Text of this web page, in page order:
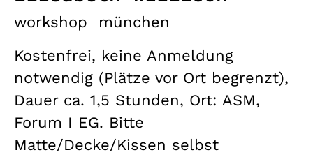
workshop
münchen
Kostenfrei, keine Anmeldung
notwendig (Plätze vor Ort begrenzt),
Dauer ca. 1,5 Stunden, Ort: ASM,
Forum I EG. Bitte
Matte/Decke/Kissen selbst